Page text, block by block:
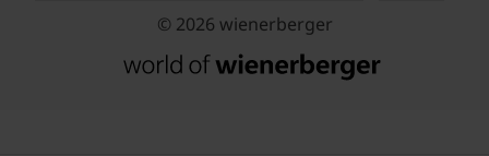
© 2026 wienerberger